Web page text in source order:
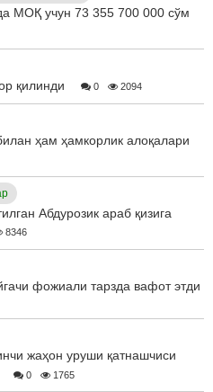
МОҚ учун 73 355 700 000 сўм
қилинди 0 2094
ҳам ҳамкорлик алоқалари
Абдурозик араб қизига
8346
фожиали тарзда вафот этди
жаҳон уруши қатнашчиси
0 1765